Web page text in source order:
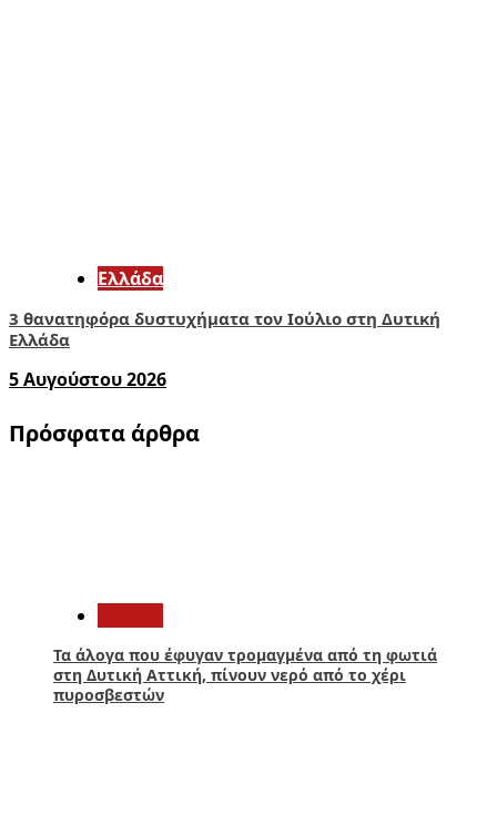
Ελλάδα
3 θανατηφόρα δυστυχήματα τον Ιούλιο στη Δυτική
Ελλάδα
5 Αυγούστου 2026
Πρόσφατα άρθρα
Τα άλογα που έφυγαν τρομαγμένα από τη φωτιά
στη Δυτική Αττική, πίνουν νερό από το χέρι
πυροσβεστών